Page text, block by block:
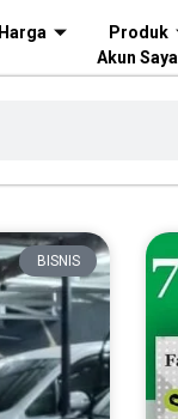
Harga Produk
Akun Saya
BISNIS